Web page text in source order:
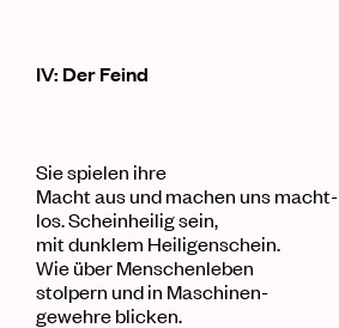
IV: Der Feind
Sie spielen ihre
Macht aus und machen uns macht-
los. Scheinheilig sein,
mit dunklem Heiligenschein.
Wie über Menschenleben
stolpern und in Maschinen-
gewehre blicken.